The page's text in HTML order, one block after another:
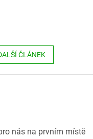
ČLÁNEK
nás na prvním místě